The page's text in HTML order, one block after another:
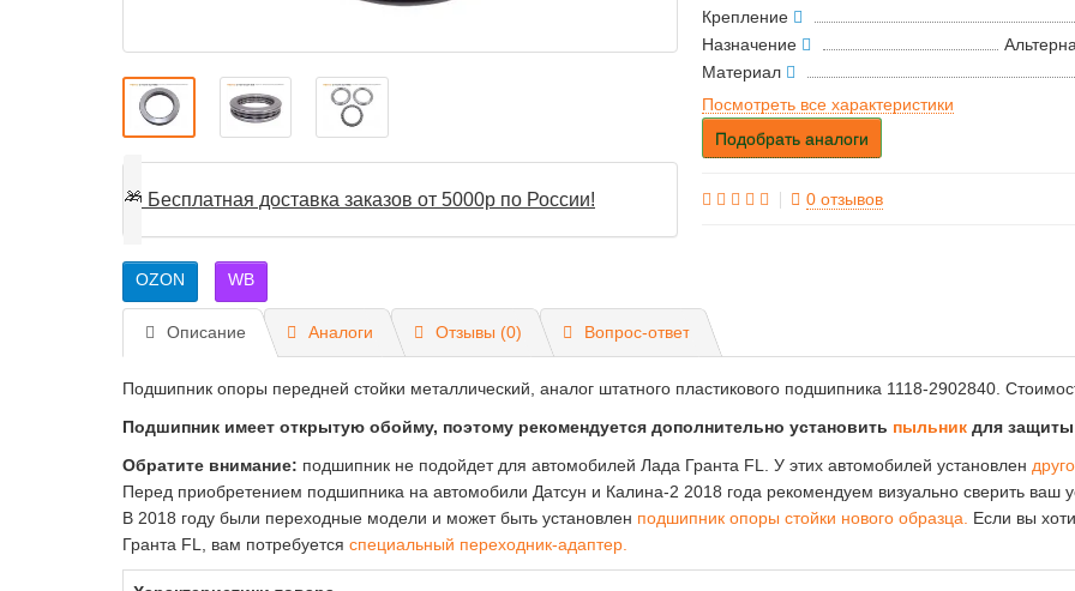
🎁 Бесплатная доставка заказов от 5000р по России!
OZON WB
Крепление
Назначение
Материал
Посмотреть все характеристики
Подобрать аналоги
0 отзывов
Описание Аналоги Отзывы (0) Вопрос-ответ
Подшипник опоры передней стойки металлический, аналог штатного пластикового подшипника 1118-2902840.
Подшипник имеет открытую обойму, поэтому рекомендуется дополнительно установить пыльник для защиты
Обратите внимание: подшипник не подойдет для автомобилей Лада Гранта FL. У этих автомобилей установлен
Перед приобретением подшипника на автомобили Датсун и Калина-2 2018 года рекомендуем визуально сверить
В 2018 году были переходные модели и может быть установлен подшипник опоры стойки нового образца. Если вы
Гранта FL, вам потребуется специальный переходник-адаптер.